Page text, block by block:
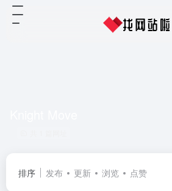
排序 发布 更新 浏览 点赞